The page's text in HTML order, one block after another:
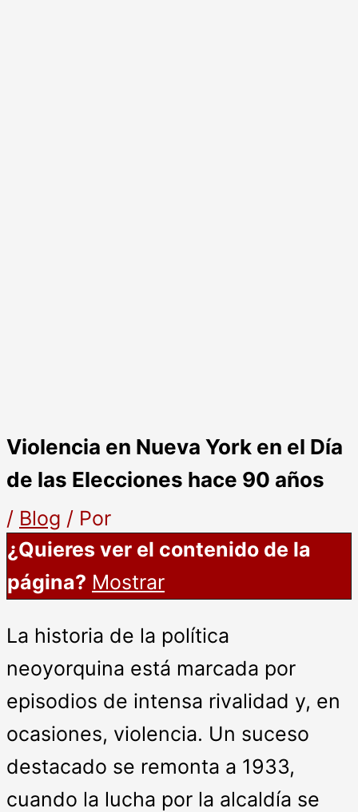
Violencia en Nueva York en el Día
de las Elecciones hace 90 años
/ Blog / Por
¿Quieres ver el contenido de la
página? Mostrar
La historia de la política
neoyorquina está marcada por
episodios de intensa rivalidad y, en
ocasiones, violencia. Un suceso
destacado se remonta a 1933,
cuando la lucha por la alcaldía se